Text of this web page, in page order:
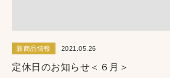
新商品情報 2021.05.26
定休日のお知らせ＜６月＞